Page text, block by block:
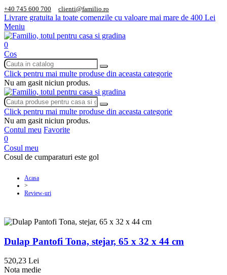
+40 745 600 700 clienti@familio.ro
Livrare gratuita la toate comenzile cu valoare mai mare de 400 Lei
Meniu
0
Cos
Click pentru mai multe produse din aceasta categorie
Nu am gasit niciun produs.
Click pentru mai multe produse din aceasta categorie
Nu am gasit niciun produs.
Contul meu Favorite
0
Cosul meu
Cosul de cumparaturi este gol
Acasa
>
Review-uri
Dulap Pantofi Tona, stejar, 65 x 32 x 44 cm
520,23 Lei
Nota medie